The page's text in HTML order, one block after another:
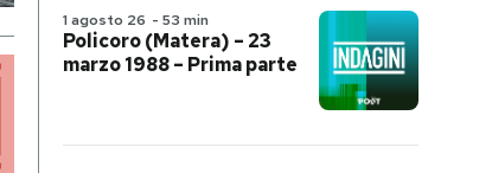
1 agosto 26 - 53 min
Policoro (Matera) – 23
marzo 1988 – Prima parte